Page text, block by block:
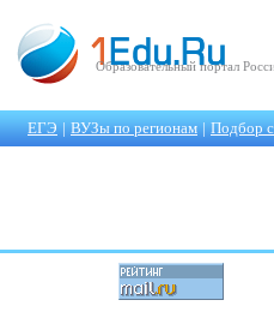
Образовательный портал
ЕГЭ | ВУЗы по регионам | Подбор